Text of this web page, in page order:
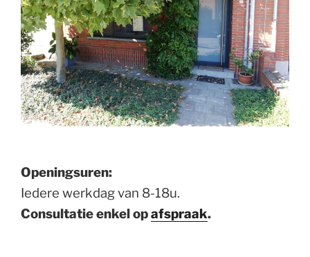
Openingsuren:
Iedere werkdag van 8-18u.
Consultatie enkel opafspraak.